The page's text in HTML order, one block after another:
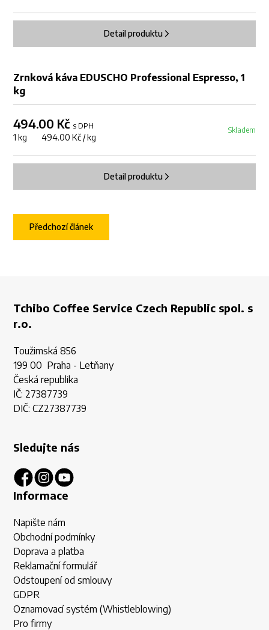
Detail produktu
Zrnková káva EDUSCHO Professional Espresso, 1
kg
494.00 Kč s DPH
1 kg 494.00 Kč / kg
Skladem
Detail produktu
Předchozí článek
Tchibo Coffee Service Czech Republic spol. s
r.o.
Toužimská 856
199 00 Praha - Letňany
Česká republika
IČ: 27387739
DIČ: CZ27387739
Sledujte nás
Informace
Napište nám
Obchodní podmínky
Doprava a platba
Reklamační formulář
Odstoupení od smlouvy
GDPR
Oznamovací systém (Whistleblowing)
Pro firmy